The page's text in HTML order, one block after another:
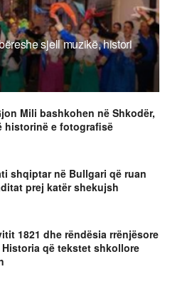
sjell muzikë, histori
Mili bashkohen në Shkodër,
historinë e fotografisë
shqiptar në Bullgari që ruan
prej katër shekujsh
1821 dhe rëndësia rrënjësore
që tekstet shkollore